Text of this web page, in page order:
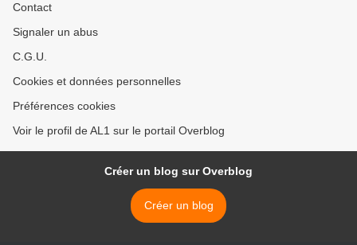
Contact
Signaler un abus
C.G.U.
Cookies et données personnelles
Préférences cookies
Voir le profil de AL1 sur le portail Overblog
Créer un blog sur Overblog
Créer un blog